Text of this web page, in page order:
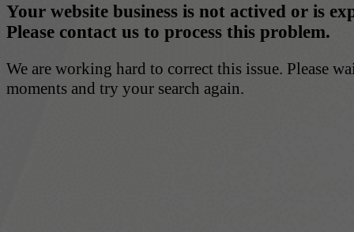
Your website business is not actived or is
Please contact us to process this problem.
We are working hard to correct this issue. Please
moments and try your search again.